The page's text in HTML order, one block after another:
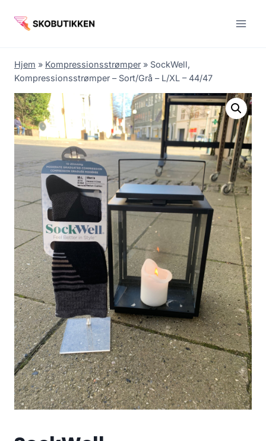
Hjem » Kompressionsstrømper » SockWell,
Kompressionsstrømper – Sort/Grå – L/XL – 44/47